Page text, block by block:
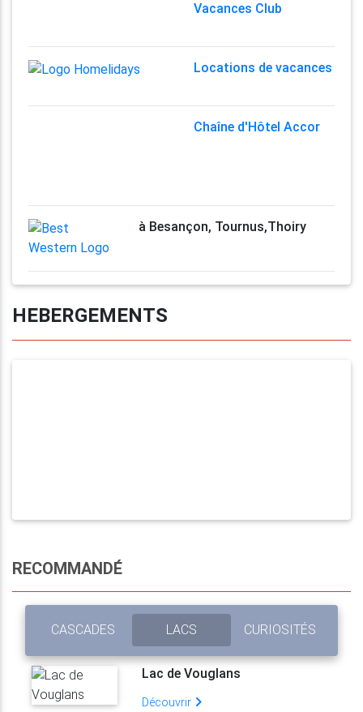
Vacances Club
Locations de vacances
Chaîne d'Hôtel Accor
à Besançon, Tournus,Thoiry
HEBERGEMENTS
RECOMMANDÉ
CASCADES LACS CURIOSITÉS
Lac de Vouglans
Découvrir